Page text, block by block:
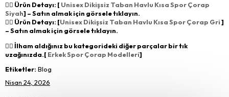
👉🏻 Ürün Detayı: [ Unisex Dikişsiz Taban Havlu Kısa Spor Çorap
Siyah] – Satın almak için görsele tıklayın.
👉🏻 Ürün Detayı: [Unisex Dikişsiz Taban Havlu Kısa Spor Çorap Gri]
– Satın almak için görsele tıklayın.
👉🏻 İlham aldığınız bu kategorideki diğer parçalar bir tık
uzağınızda.[ Erkek Spor Çorap Modelleri]
Etiketler: Blog
Nisan 24, 2026